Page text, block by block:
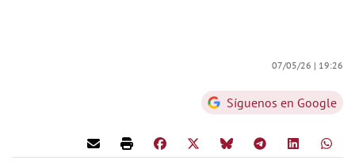
07/05/26 | 19:26
Síguenos en Google